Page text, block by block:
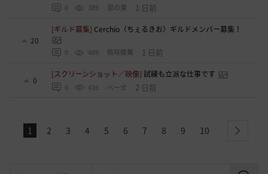
0 385 鼠の巣 1 日前
20
[ギルド募集] Cerchio（ちぇるきお）ギルドメンバー募集！
0 489 桃咲姫菓 1 日前
0
[スクリーンショット／映像]試練も立派な仕事です
0 416 べーぜ 2 日前
1 2 3 4 5 6 7 8 9 10 next